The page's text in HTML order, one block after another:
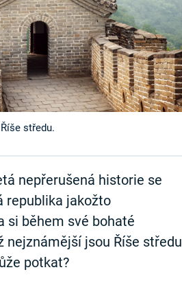
středu.
nepřerušená historie se
republika jakožto
si během své bohaté
nejznámější jsou Říše středu
potkat?